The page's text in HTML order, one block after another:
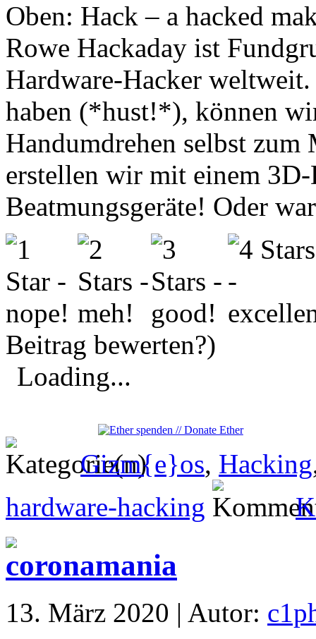
Oben: Hack – a hacked
Rowe Hackaday ist
Hardware-Hacker
haben (*hust!*), können
Handumdrehen selbst
erstellen wir mit einem
Beatmungsgeräte! Oder
Beitrag bewerten?)
Loading...
Gizm{e}os, Hacking
hardware-hacking
13. März 2020 | Autor: